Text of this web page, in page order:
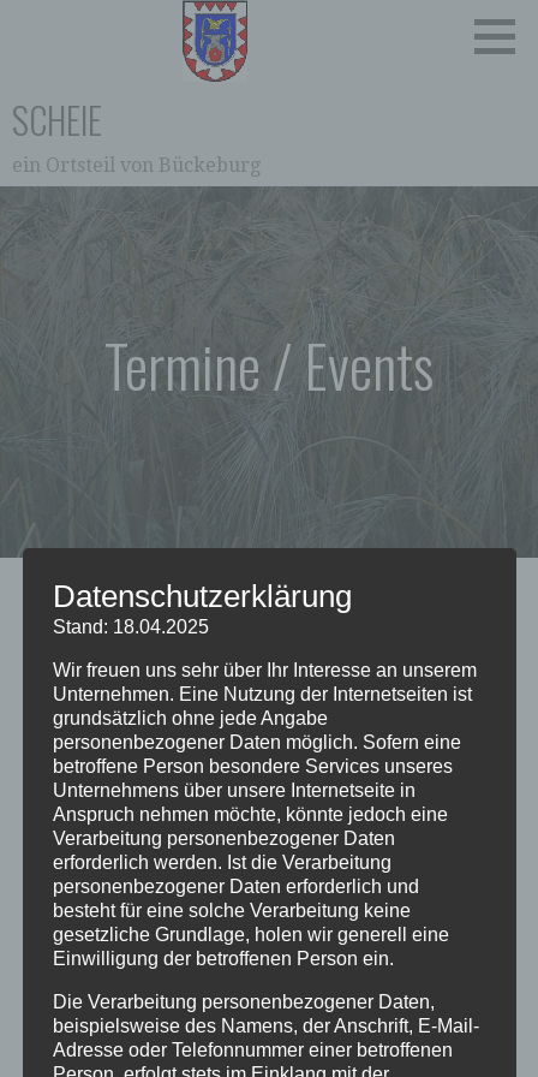
SCHEIE
ein Ortsteil von Bückeburg
Termine / Events
Kategorien
APR. 2025
Alles einklappen
APR.
19
Sa.
2025
Osterfeuer 2025 der Trachtengruppe
Scheie@ Auf dem Feld im Scheier
Bruch
Apr. 19 um 18:45
APR.
30
Mi.
2025
Maibaum aufstellen
Jugendfeuerwehr Scheie@ Am
Feuerwehrhaus Scheie
Apr. 30 um 18:30
APR. 2025
Datenschutzerklärung
Stand: 18.04.2025
Wir freuen uns sehr über Ihr Interesse an unserem
Unternehmen. Eine Nutzung der Internetseiten ist
grundsätzlich ohne jede Angabe
personenbezogener Daten möglich. Sofern eine
betroffene Person besondere Services unseres
Unternehmens über unsere Internetseite in
Anspruch nehmen möchte, könnte jedoch eine
Verarbeitung personenbezogener Daten
erforderlich werden. Ist die Verarbeitung
personenbezogener Daten erforderlich und
besteht für eine solche Verarbeitung keine
gesetzliche Grundlage, holen wir generell eine
Einwilligung der betroffenen Person ein.
Die Verarbeitung personenbezogener Daten,
beispielsweise des Namens, der Anschrift, E-Mail-
Adresse oder Telefonnummer einer betroffenen